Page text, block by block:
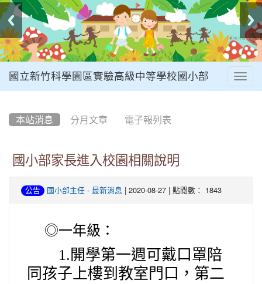
國立新竹科學園區實驗高級中等學校國小部
本站消息 分月文章 電子報列表
國小部家長進入校園相關說明
公告 國小部主任 - 最新消息 | 2020-08-27 | 點閱數： 1843
◎一年級：
1.開學第一週可戴口罩陪
同孩子上樓到教室門口 ，第二